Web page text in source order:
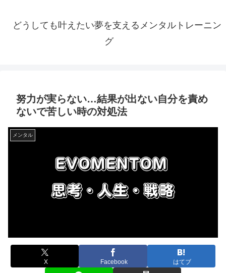
どうしても叶えたい夢を支えるメンタルトレーニン
グ
努力が実らない…結果が出ない自分を責め
ないで苦しい時の対処法
メンタル
X Facebook はてブ